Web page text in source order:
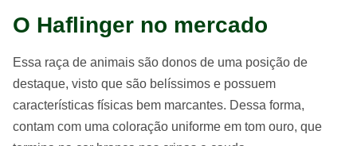
O Haflinger no mercado
Essa raça de animais são donos de uma posição de
destaque, visto que são belíssimos e possuem
características físicas bem marcantes. Dessa forma,
contam com uma coloração uniforme em tom ouro, que